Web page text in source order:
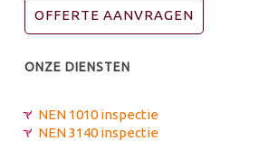
OFFERTE AANVRAGEN
ONZE DIENSTEN
NEN 1010 inspectie
NEN 3140 inspectie